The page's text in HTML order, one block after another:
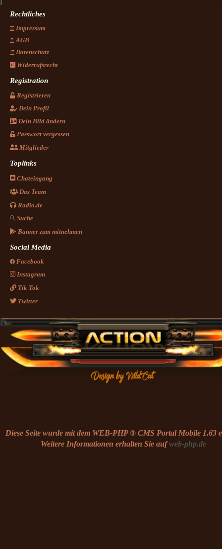
Rechtliches
Impressum
AGB
Datenschutz
Widerrufsrecht
Registration
Registrieren
Dein Profil
Dein Bild ändern
Passwort vergessen
Mitglieder
Toplinks
Chateingang
Das Team
Radio.de
Suche
Banner zum mitnehmen
Social Media
Facebook
Instagram
Tik Tok
Twitter
Diese Seite wurde mit dem WEB-PHP ® CMS Portal Mobile 1.63
Weitere Informationen erhalten Sie aufweb-php.de